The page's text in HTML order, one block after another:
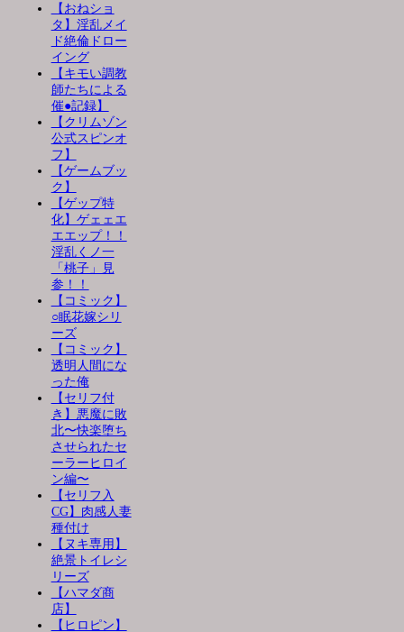
【おねショ
タ】淫乱メイ
ド絶倫ドロー
イング
【キモい調教
師たちによる
催●記録】
【クリムゾン
公式スピンオ
フ】
【ゲームブッ
ク】
【ゲップ特
化】ゲェェエ
エエップ！！
淫乱くノ一
「桃子」見
参！！
【コミック】
○眠花嫁シリ
ーズ
【コミック】
透明人間にな
った俺
【セリフ付
き】悪魔に敗
北〜快楽堕ち
させられたセ
ーラーヒロイ
ン編〜
【セリフ入
CG】肉感人妻
種付け
【ヌキ専用】
絶景トイレシ
リーズ
【ハマダ商
店】
【ヒロピン】